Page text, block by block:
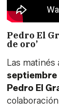
Pedro El
de oro’
Las matinés
septiembre
Pedro El